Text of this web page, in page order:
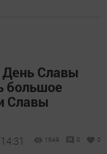
Славы
большое
Славы
1649 0 0